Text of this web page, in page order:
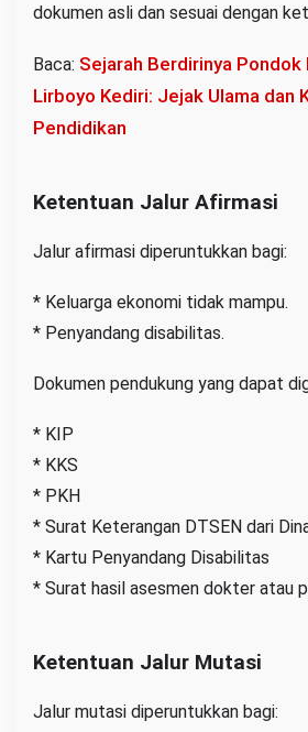
dokumen asli dan sesuai dengan
Baca: Sejarah Berdirinya Pondok
Lirboyo Kediri: Jejak Ulama dan
Pendidikan
Ketentuan Jalur Afirmasi
Jalur afirmasi diperuntukkan bagi:
* Keluarga ekonomi tidak mampu.
* Penyandang disabilitas.
Dokumen pendukung yang dapat
* KIP
* KKS
* PKH
* Surat Keterangan DTSEN dari
* Kartu Penyandang Disabilitas
* Surat hasil asesmen dokter atau
Ketentuan Jalur Mutasi
Jalur mutasi diperuntukkan bagi: